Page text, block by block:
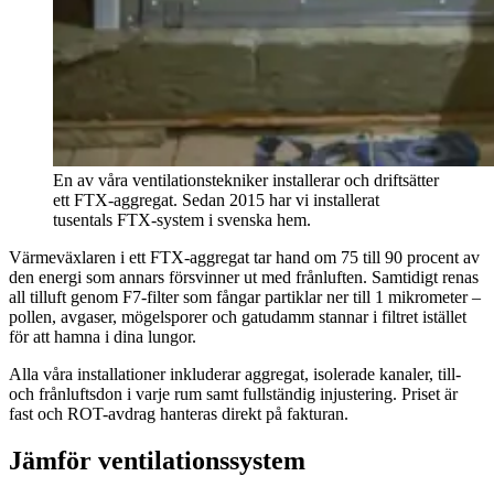
En av våra ventilationstekniker installerar och driftsätter
ett FTX-aggregat. Sedan 2015 har vi installerat
tusentals FTX-system i svenska hem.
Värmeväxlaren i ett FTX-aggregat tar hand om 75 till 90 procent av
den energi som annars försvinner ut med frånluften. Samtidigt renas
all tilluft genom F7-filter som fångar partiklar ner till 1 mikrometer –
pollen, avgaser, mögel­sporer och gatudamm stannar i filtret istället
för att hamna i dina lungor.
Alla våra installationer inkluderar aggregat, isolerade kanaler, till-
och frånluftsdon i varje rum samt fullständig injustering. Priset är
fast och ROT-avdrag hanteras direkt på fakturan.
Jämför ventilationssystem